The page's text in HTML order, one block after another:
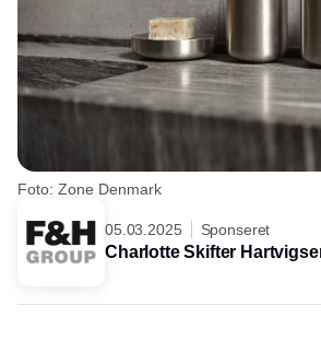
Foto: Zone Denmark
05.03.2025 Sponseret
Charlotte Skifter